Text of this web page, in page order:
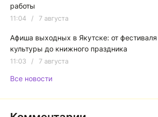
работы
11:04 / 7 августа
Афиша выходных в Якутске: от
культуры до книжного праздника
11:03 / 7 августа
Все новости